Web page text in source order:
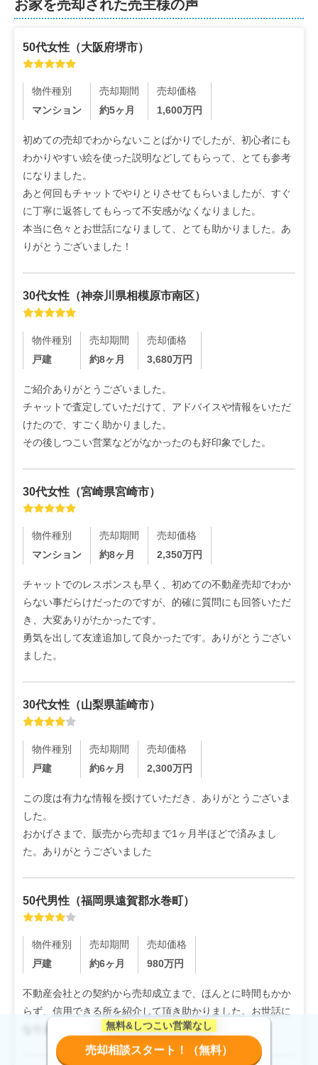
お家を売却された売主様の声
50代女性 （大阪府堺市）
物件種別
マンション
売却期間
約5ヶ月
売却価格
1,600万円
初めての売却でわからないことばかりでしたが、初心者にも
わかりやすい絵を使った説明などしてもらって、とても参考
になりました。
あと何回もチャットでやりとりさせてもらいましたが、すぐ
に丁寧に返答してもらって不安感がなくなりました。
本当に色々とお世話になりまして、とても助かりました。あ
りがとうございました！
30代女性 （神奈川県相模原市南区）
物件種別
戸建
売却期間
約8ヶ月
売却価格
3,680万円
ご紹介ありがとうございました。
チャットで査定していただけて、アドバイスや情報をいただ
けたので、すごく助かりました。
その後しつこい営業などがなかったのも好印象でした。
30代女性 （宮崎県宮崎市）
物件種別
マンション
売却期間
約8ヶ月
売却価格
2,350万円
チャットでのレスポンスも早く、初めての不動産売却でわか
らない事だらけだったのですが、的確に質問にも回答いただ
き、大変ありがたかったです。
勇気を出して友達追加して良かったです。ありがとうござい
ました。
30代女性 （山梨県韮崎市）
物件種別
戸建
売却期間
約6ヶ月
売却価格
2,300万円
この度は有力な情報を授けていただき、ありがとうございま
した。
おかげさまで、販売から売却まで1ヶ月半ほどで済みまし
た。ありがとうございました
50代男性 （福岡県遠賀郡水巻町）
物件種別
戸建
売却期間
約6ヶ月
売却価格
980万円
不動産会社との契約から売却成立まで、ほんとに時間もかか
らず、信用できる所を紹介して頂き助かりました。お世話に